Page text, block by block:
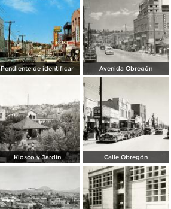
Pendiente de identificar Avenida Obregón
Kiosco y Jardín Calle Obregón